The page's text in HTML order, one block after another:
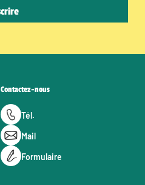
Contactez-nous
Tél.
Mail
Formulaire